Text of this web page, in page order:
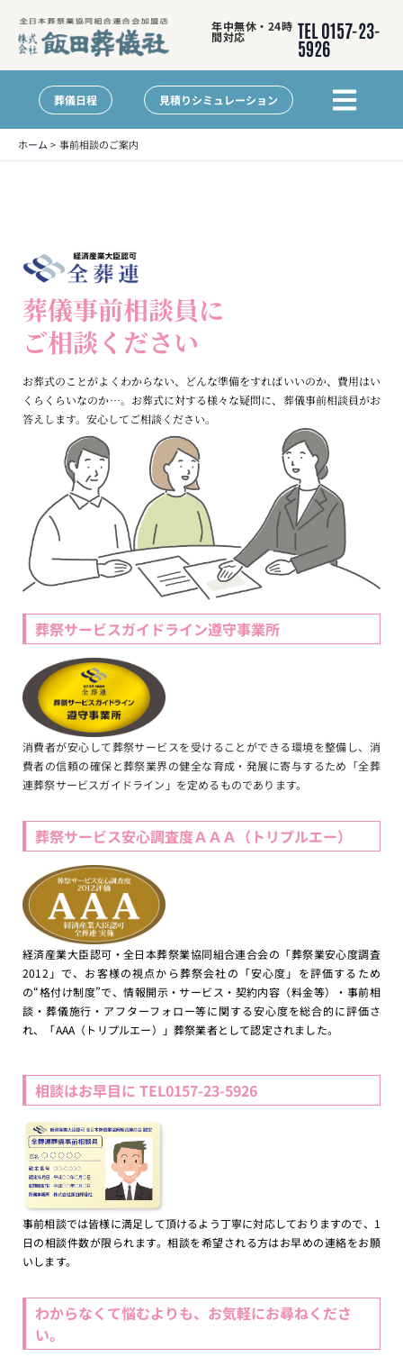
ス
プ
年中無休・24時
間対応 TEL 0157-23-
5926
葬儀日程 見積りシミュレーション メ
ニ
ュ
ホーム 事前相談のご案内
葬儀事前相談員に
ご相談ください
お葬式のことがよくわからない、どんな準備をすればいいのか、費用はい
くらくらいなのか…。お葬式に対する様々な疑問に、葬儀事前相談員がお
答えします。安心してご相談ください。
葬祭サービスガイドライン遵守事業所
消費者が安心して葬祭サービスを受けることができる環境を整備し、消
費者の信頼の確保と葬祭業界の健全な育成・発展に寄与するため「全葬
連葬祭サービスガイドライン」を定めるものであります。
葬祭サービス安心調査度ＡＡＡ（トリプルエー）
経済産業大臣認可・全日本葬祭業協同組合連合会の「葬祭業安心度調査
2012」で、お客様の視点から葬祭会社の「安心度」を評価するため
の“格付け制度”で、情報開示・サービス・契約内容（料金等）・事前相
談・葬儀施行・アフターフォロー等に関する安心度を総合的に評価さ
れ、「AAA（トリプルエー）」葬祭業者として認定されました。
相談はお早目に TEL0157-23-5926
事前相談では皆様に満足して頂けるよう丁寧に対応しておりますので、1
日の相談件数が限られます。相談を希望される方はお早めの連絡をお願
いします。
わからなくて悩むよりも、お気軽にお尋ねくださ
い。